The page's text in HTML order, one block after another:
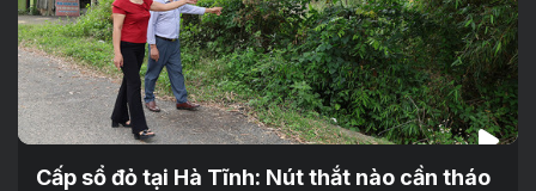
Cấp sổ đỏ tại Hà Tĩnh: Nút thắt nào cần tháo